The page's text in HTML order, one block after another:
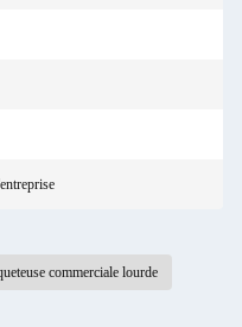
commerciale lourde